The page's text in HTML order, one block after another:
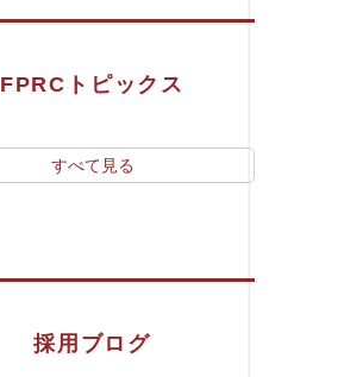
FPRCトピックス
すべて見る
採用ブログ